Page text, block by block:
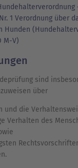
1 Verordnung über
Hunden
M-V)
sind
über
und die
Verhalten des